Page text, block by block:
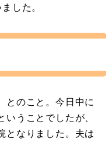
した。
とのこと。今日中に
うことでしたが、
となりました。夫は